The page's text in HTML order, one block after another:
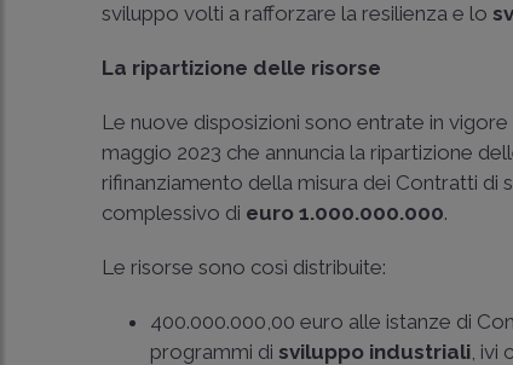
sviluppo volti a rafforzare la resilienza e lo
La ripartizione delle risorse
Le nuove disposizioni sono entrate in
maggio 2023 che annuncia la ripartizione
rifinanziamento della misura dei Contratti di
complessivo di euro 1.000.000.000.
Le risorse sono così distribuite:
400.000.000,00 euro alle istanze di
programmi di sviluppo industriali, ivi